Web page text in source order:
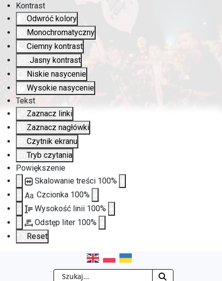
Kontrast
Odwróć kolory
Monochromatyczny
Ciemny kontrast
Jasny kontrast
Niskie nasycenie
Wysokie nasycenie
Tekst
Zaznacz linki
Zaznacz nagłówki
Czytnik ekranu
Tryb czytania
Powiększenie
Skalowanie treści 100%
Aa Czcionka 100%
Wysokość linii 100%
Odstęp liter 100%
Reset
Przejdź
Przejdź
Przejdź
PrzejdźSzukaj